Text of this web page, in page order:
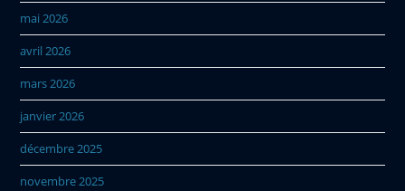
mai 2026
avril 2026
mars 2026
janvier 2026
décembre 2025
novembre 2025